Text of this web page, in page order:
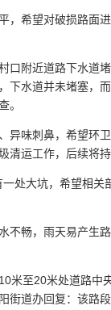
希望对破损路面
附近道路下水道
下水道并未堵塞，
。
味刺鼻，希望环
清运工作，后续将
处大坑，希望相关
畅，雨天易产生
米至20米处道路中
街道办回复：该路